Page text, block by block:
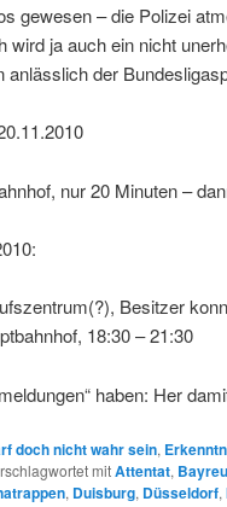
gewesen – die Polizei
wird ja auch ein nicht
anlässlich der
nur 20 Minuten –
Besitzer
18:30 – 21:30
haben: Her
doch nicht wahr sein,
mitAttentat,
, Duisburg, Düsseldorf,